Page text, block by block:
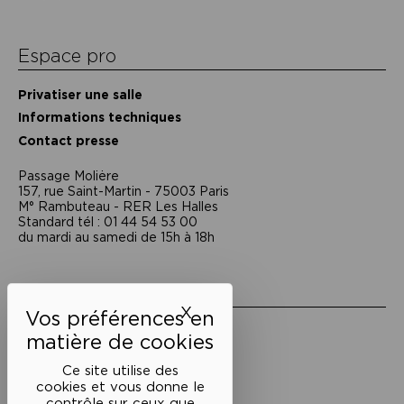
Ce site utilise des
cookies et vous donne le
XMasquer le bandeau des
Espace pro
Privatiser une salle
Informations techniques
Contact presse
Passage Moliėre
157, rue Saint-Martin - 75003 Paris
M° Rambuteau - RER Les Halles
Standard tél : 01 44 54 53 00
du mardi au samedi de 15h à 18h
Mentions légales
Politique de confidentialité
Conditions générales de vente
Cookies